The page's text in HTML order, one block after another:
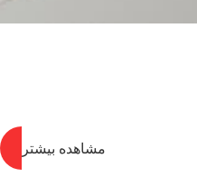
مشاهده بیشتر